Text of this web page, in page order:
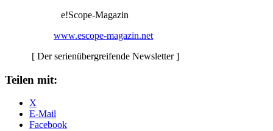
e!Scope-Magazin
www.escope-magazin.net
[ Der serienübergreifende Newsletter ]
Teilen mit:
X
E-Mail
Facebook